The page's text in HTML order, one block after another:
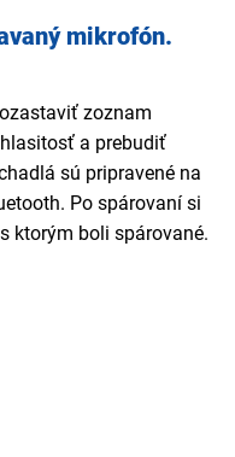
mikrofón.
zoznam
a prebudiť
sú pripravené na
Po spárovaní si
ktorým boli spárované.